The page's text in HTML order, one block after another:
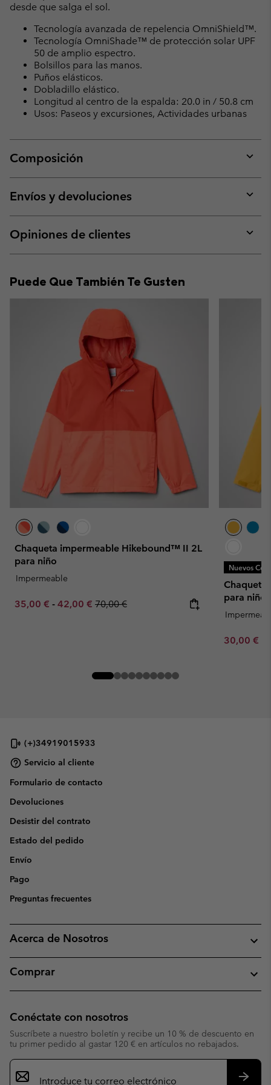
desde que salga el sol.
Tecnología avanzada de repelencia OmniShield™.
Tecnología OmniShade™ de protección solar UPF
50 de amplio espectro.
Bolsillos para las manos.
Puños elásticos.
Dobladillo elástico.
Longitud al centro de la espalda: 20.0 in / 50.8 cm
Usos: Paseos y excursiones, Actividades urbanas
Composición
or
Envíos y devoluciones
or
Opiniones de clientes
or
Puede Que También Te Gusten
Chaqueta impermeable Hikebound™ II 2L
para niño
Impermeable
Minimum sale price:
35,00 € - Maximum sale price:
42,00 € Regular price:
70,00 €
Nuevos
para niño
Minimum
30,00 €
(+)34919015933
Servicio al cliente
Formulario de contacto
Devoluciones
Desistir del contrato
Estado del pedido
Envío
Pago
Preguntas frecuentes
Acerca de Nosotros
Comprar
Conéctate con nosotros
Suscríbete a nuestro boletín y recibe un 10 % de descuento en
tu primer pedido al gastar 120 € en artículos no rebajados.
Suscripción
de